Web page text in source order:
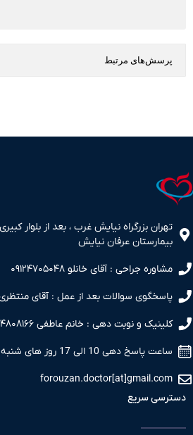
تهران بزرگراه نیایش غرب ، بعد از بلوار
بیمارستان عرفان نیایش
مشاوره جراحی : آقای خانلو ۰۹۱۲۴۷۰۵۰۴۸
پاسخگوی سوالات بعد از عمل : آقای منتظری
کلینیک و نوبت دهی : خانم عاطفی ۰۹۱۰۴۸۰۸۱۶۶- 02149796289
ساعت پاسخ دهی 10 الی 17 روز های شنبه الی چهارشنبه
forouzan.doctor[at]gmail.com
دسترسی سریع